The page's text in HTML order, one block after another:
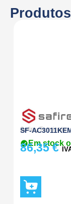
Safire,Terminais
SF-
Em stock
86,35€